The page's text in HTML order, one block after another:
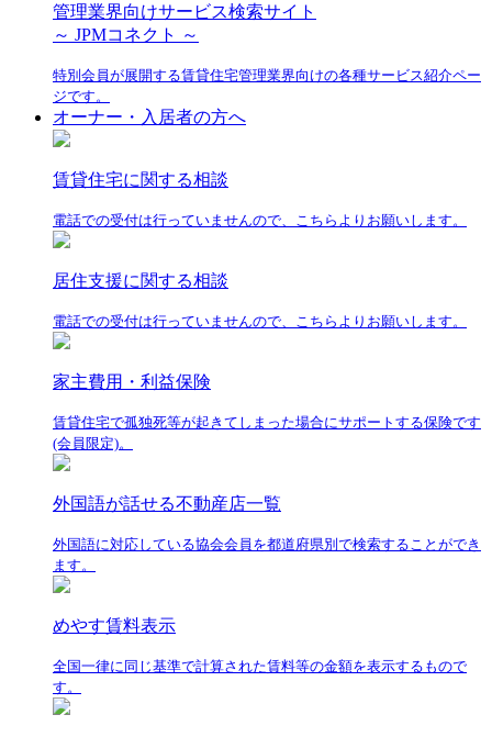
管理業界向けサービス検索サイト
～ JPMコネクト ～
特別会員が展開する賃貸住宅管理業界向けの各種サービス紹介ペー
ジです。
オーナー・入居者の方へ
賃貸住宅に関する相談
電話での受付は行っていませんので、こちらよりお願いします。
居住支援に関する相談
電話での受付は行っていませんので、こちらよりお願いします。
家主費用・利益保険
賃貸住宅で孤独死等が起きてしまった場合にサポートする保険です
(会員限定)。
外国語が話せる不動産店一覧
外国語に対応している協会会員を都道府県別で検索することができ
ます。
めやす賃料表示
全国一律に同じ基準で計算された賃料等の金額を表示するもので
す。